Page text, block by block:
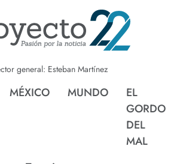
general: Esteban Martínez
MÉXICO MUNDO
EL
GORDO
DEL
MAL